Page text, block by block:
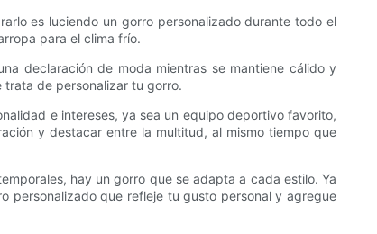
es luciendo un gorro personalizado durante todo el
para el clima frío.
declaración de moda mientras se mantiene cálido y
trata de personalizar tu gorro.
e intereses, ya sea un equipo deportivo favorito,
y destacar entre la multitud, al mismo tiempo que
hay un gorro que se adapta a cada estilo. Ya
personalizado que refleje tu gusto personal y agregue